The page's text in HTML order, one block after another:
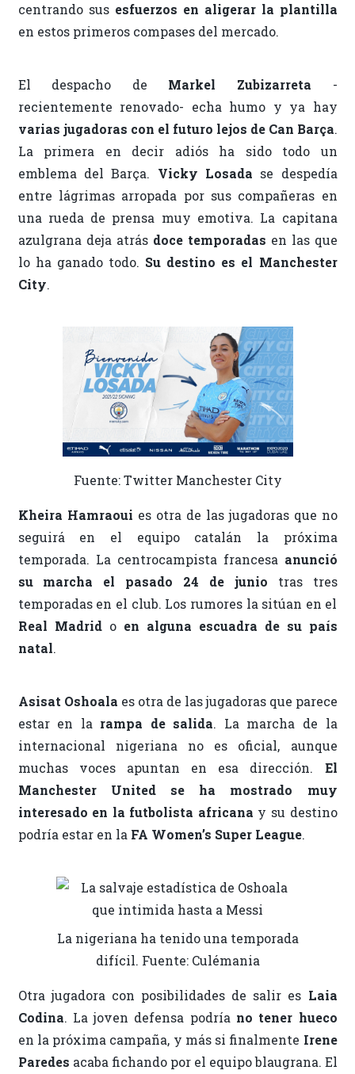
centrando sus esfuerzos en aligerar la plantilla
en estos primeros compases del mercado.
El despacho de Markel Zubizarreta -
recientemente renovado- echa humo y ya hay
varias jugadoras con el futuro lejos de Can Barça.
La primera en decir adiós ha sido todo un
emblema del Barça. Vicky Losada se despedía
entre lágrimas arropada por sus compañeras en
una rueda de prensa muy emotiva. La capitana
azulgrana deja atrás doce temporadas en las que
lo ha ganado todo. Su destino es el Manchester
City.
Fuente: Twitter Manchester City
Kheira Hamraoui es otra de las jugadoras que no
seguirá en el equipo catalán la próxima
temporada. La centrocampista francesa anunció
su marcha el pasado 24 de junio tras tres
temporadas en el club. Los rumores la sitúan en el
Real Madridoen alguna escuadra de su país
natal.
Asisat Oshoala es otra de las jugadoras que parece
estar en la rampa de salida. La marcha de la
internacional nigeriana no es oficial, aunque
muchas voces apuntan en esa dirección. El
Manchester United se ha mostrado muy
interesado en la futbolista africana y su destino
podría estar en la FA Women’s Super League.
La nigeriana ha tenido una temporada
difícil. Fuente: Culémania
Otra jugadora con posibilidades de salir es Laia
Codina. La joven defensa podría no tener hueco
en la próxima campaña, y más si finalmente Irene
Paredes acaba fichando por el equipo blaugrana. El